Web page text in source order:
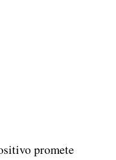
promete